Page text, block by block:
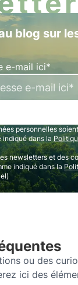
blog sur
e-mail ici*
personnelles
indiqué dans la
newsletters et des
indiqué dans la
ou des
ici des